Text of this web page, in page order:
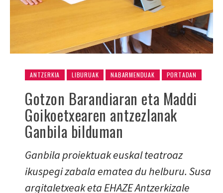
ANTZERKIA LIBURUAK NABARMENDUAK PORTADAN
Gotzon Barandiaran eta Maddi
Goikoetxearen antzezlanak
Ganbila bilduman
Ganbila proiektuak euskal teatroaz
ikuspegi zabala ematea du helburu. Susa
argitaletxeak eta EHAZE Antzerkizale